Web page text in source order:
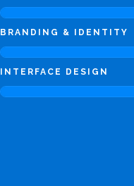
BRANDING & IDENTITY
INTERFACE DESIGN